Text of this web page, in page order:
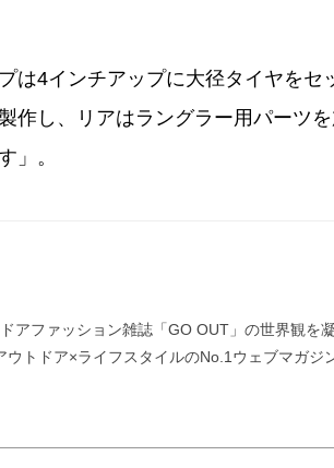
は4インチアップに大径タイヤをセ
作し、リアはラングラー用パーツ
」。
アファッション雑誌「GO OUT」の世界観を
トドア×ライフスタイルのNo.1ウェブマガジ